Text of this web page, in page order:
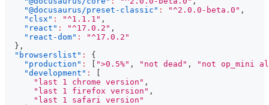
"@docusaurus/preset-classic" : "^2.0.0-beta.0" ,
"clsx" : "^1.1.1" ,
"react" : "^17.0.2" ,
"react-dom" :
"^17.0.2"
} ,
"browserslist" :
{
"production" : ">0.5%" , "not dead" ,
"not op_mini
"development" :
"last 1 chrome version" ,
"last 1 firefox version" ,
"last 1 safari version"